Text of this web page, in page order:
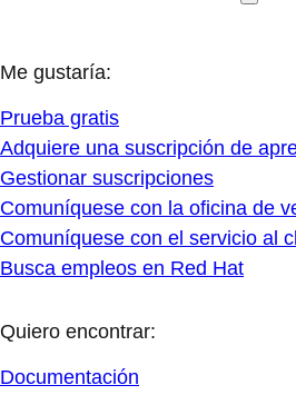
Me gustaría:
Prueba gratis
Adquiere una suscripción de
Gestionar suscripciones
Comuníquese con la oficina de
Comuníquese con el servicio al
Busca empleos en Red Hat
Quiero encontrar:
Documentación